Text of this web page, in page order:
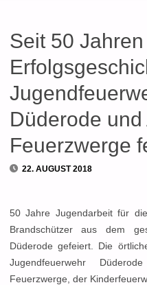
Seit 50 Jahren
Düderode und
Feuerzwerge
22. AUGUST 2018
50 Jahre Jugendarbeit für
Brandschützer aus dem
Düderode gefeiert. Die
Jugendfeuerwehr
Feuerzwerge, der